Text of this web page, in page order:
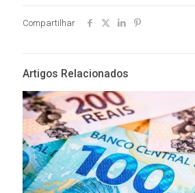
Compartilhar
Artigos Relacionados